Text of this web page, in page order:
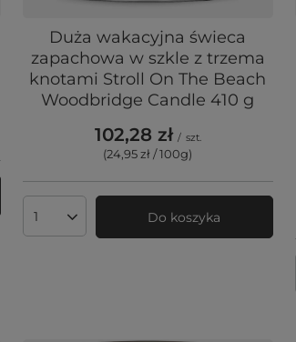
Duża wakacyjna świeca
zapachowa w szkle z trzema
knotami Stroll On The Beach
Woodbridge Candle 410 g
102,28 zł / szt.
(24,95 zł / 100g)
Ilość produktów Do koszyka